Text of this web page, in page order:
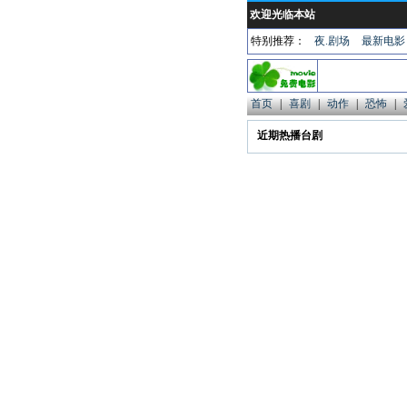
欢迎光临本站
特别推荐： 夜.剧场 最新电影
首页 | 喜剧 | 动作 | 恐怖 |
近期热播台剧